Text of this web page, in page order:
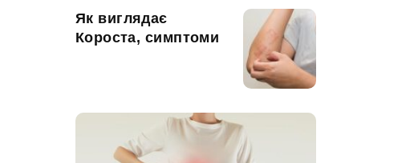
Як виглядає
Короста, симптоми